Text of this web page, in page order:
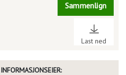
Sammenlign
Last ned
INFORMASJONSEIER: